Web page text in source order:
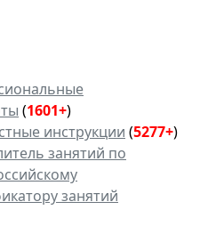
(1601+)
инструкции (5277+)
занятий по
занятий